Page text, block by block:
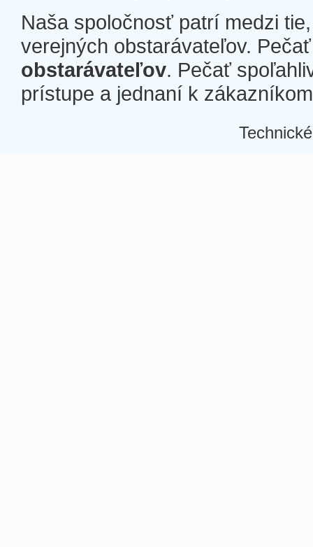
Naša spoločnosť patrí medzi
verejných obstarávateľov.
obstarávateľov. Pečať
prístupe a jednaní k